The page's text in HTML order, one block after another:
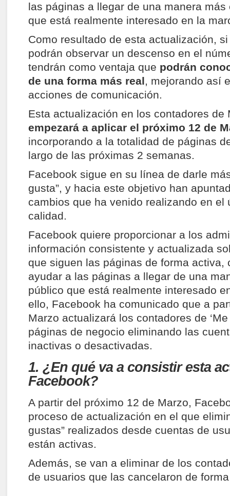
las páginas a llegar de una manera
que está realmente interesado en la
Como resultado de esta actualización,
podrán observar un descenso en el
tendrán como ventaja que podrán
de una forma más real, mejorando así
acciones de comunicación.
Esta actualización en los contadores de
empezará a aplicar el próximo 12 de
incorporando a la totalidad de páginas
largo de las próximas 2 semanas.
Facebook sigue en su línea de darle
gusta”, y hacia este objetivo han
cambios que ha venido realizando en el
calidad.
Facebook quiere proporcionar a los
información consistente y actualizada
que siguen las páginas de forma activa,
ayudar a las páginas a llegar de una
público que está realmente interesado
ello, Facebook ha comunicado que a
Marzo actualizará los contadores de ‘Me
páginas de negocio eliminando las
inactivas o desactivadas.
1. ¿En qué va a consistir esta
Facebook?
A partir del próximo 12 de Marzo,
proceso de actualización en el que
gustas” realizados desde cuentas de
están activas.
Además, se van a eliminar de los
de usuarios que las cancelaron de